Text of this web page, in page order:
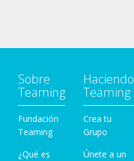
Sobre
Teaming
Fundación
Teaming
¿Qué es
Haciendo
Teaming
Crea tu
Grupo
Únete a un